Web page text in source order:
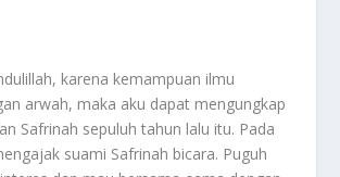
karena kemampuan ilmu
arwah, maka aku dapat mengungkap
Safrinah sepuluh tahun lalu itu. Pada
suami Safrinah bicara. Puguh